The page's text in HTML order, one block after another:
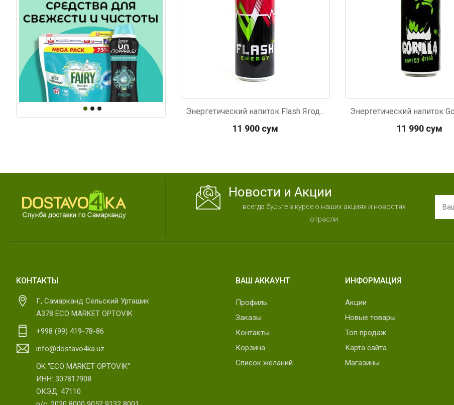
Энергетический напиток Flash Ягодный 450мл
11 900 сум 11 990 сум
Новости и Акции
всегда будьте в курсе о наших акциях и новостях
отрасли
КОНТАКТЫ
Г, Самарканд Сельский Урташик
А378 ECO MARKET OPTOVIK
+998 (99) 419-78-86
info@dostavo4ka.uz
OK "ECO MARKET OPTOVIK"
ИНН: 307817908
ОКЭД: 47110
ВАШ АККАУНТ
Профиль
Заказы
Контакты
Корзина
Список желаний
ИНФОРМАЦИЯ
Акции
Новые товары
Топ продаж
Карта сайта
Магазины